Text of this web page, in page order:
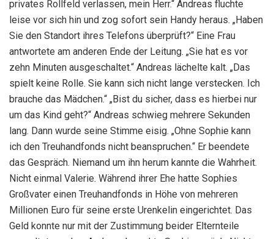
privates Rollfeld verlassen, mein Herr.“ Andreas fluchte
leise vor sich hin und zog sofort sein Handy heraus. „Haben
Sie den Standort ihres Telefons überprüft?“ Eine Frau
antwortete am anderen Ende der Leitung. „Sie hat es vor
zehn Minuten ausgeschaltet.“ Andreas lächelte kalt. „Das
spielt keine Rolle. Sie kann sich nicht lange verstecken. Ich
brauche das Mädchen.“ „Bist du sicher, dass es hierbei nur
um das Kind geht?“ Andreas schwieg mehrere Sekunden
lang. Dann wurde seine Stimme eisig. „Ohne Sophie kann
ich den Treuhandfonds nicht beanspruchen.“ Er beendete
das Gespräch. Niemand um ihn herum kannte die Wahrheit.
Nicht einmal Valerie. Während ihrer Ehe hatte Sophies
Großvater einen Treuhandfonds in Höhe von mehreren
Millionen Euro für seine erste Urenkelin eingerichtet. Das
Geld konnte nur mit der Zustimmung beider Elternteile